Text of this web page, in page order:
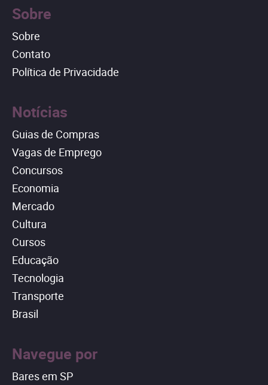
Sobre
Sobre
Contato
Política de Privacidade
Notícias
Guias de Compras
Vagas de Emprego
Concursos
Economia
Mercado
Cultura
Cursos
Educação
Tecnologia
Transporte
Brasil
Navegue por
Bares em SP